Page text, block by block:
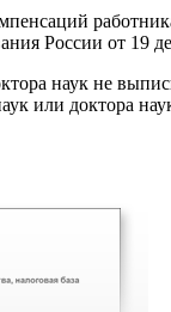
России от 19
наук не
или доктора